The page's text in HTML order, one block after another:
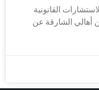
القانونية
أهالي الشارقة عن